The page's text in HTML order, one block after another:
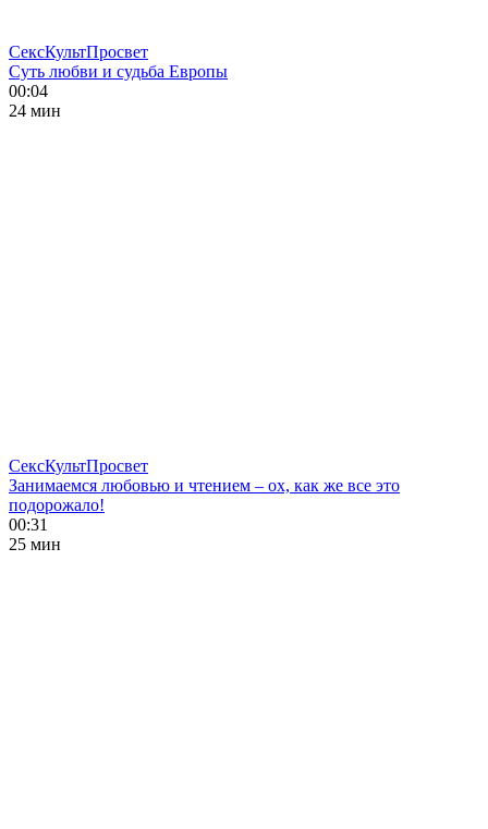
СексКультПросвет
Суть любви и судьба Европы
00:04
24 мин
СексКультПросвет
Занимаемся любовью и чтением – ох, как же все это
подорожало!
00:31
25 мин